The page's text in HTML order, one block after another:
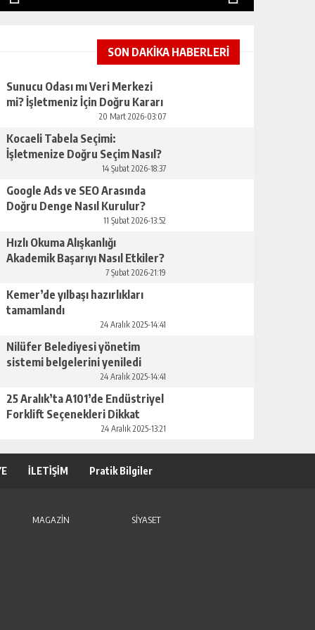
SON DAKİKA HABERLERİ
Sunucu Odası mı Veri Merkezi
mi? İşletmeniz İçin Doğru Kararı
20 Mart 2026-03:07
Kocaeli Tabela Seçimi:
İşletmenize Doğru Seçim Nasıl?
14 Şubat 2026-18:37
Google Ads ve SEO Arasında
Doğru Denge Nasıl Kurulur?
11 Şubat 2026-13:52
Hızlı Okuma Alışkanlığı
Akademik Başarıyı Nasıl Etkiler?
7 Şubat 2026-21:19
Kemer’de yılbaşı hazırlıkları
tamamlandı
24 Aralık 2025-14:41
Nilüfer Belediyesi yönetim
sistemi belgelerini yeniledi
24 Aralık 2025-14:41
25 Aralık’ta A101’de Endüstriyel
Forklift Seçenekleri Dikkat
24 Aralık 2025-13:21
İLETİŞİM Pratik Bilgiler
MAGAZİN
SİYASET